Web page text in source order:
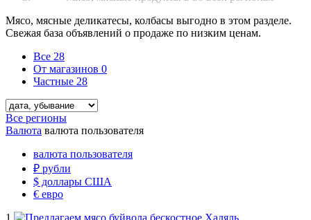
Мясо, мясные деликатесы, колбасы выгодно в этом разделе.
Свежая база объявлений о продаже по низким ценам.
Все 28
От магазинов 0
Частные 28
Все регионы
Валюта валюта пользователя
валюта пользователя
₽ рубли
$ доллары США
€ евро
1